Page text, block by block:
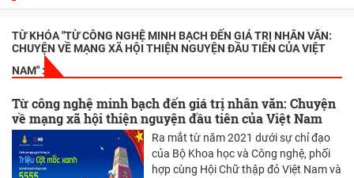
TỪ KHÓA "TỪ CÔNG NGHỆ MINH BẠCH ĐẾN GIÁ TRỊ NHÂN VĂN:
CHUYỆN VỀ MẠNG XÃ HỘI THIỆN NGUYỆN ĐẦU TIÊN CỦA VIỆT
NAM" :
Từ công nghệ minh bạch đến giá trị nhân văn: Chuyện
về mạng xã hội thiện nguyện đầu tiên của Việt Nam
Ra mắt từ năm 2021 dưới sự chỉ đạo
của Bộ Khoa học và Công nghệ, phối
hợp cùng Hội Chữ thập đỏ Việt Nam và